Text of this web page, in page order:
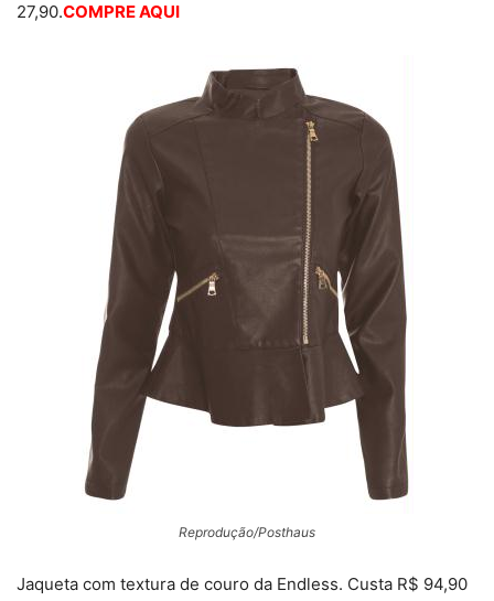
27,90.COMPRE AQUI
Reprodução/Posthaus
Jaqueta com textura de couro da Endless. Custa R$ 94,90